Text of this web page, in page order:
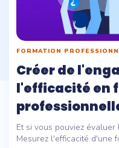
FORMATION
Créer de
l'efficacité en
Et si vous pouviez
Mesurez l'efficacité d'une